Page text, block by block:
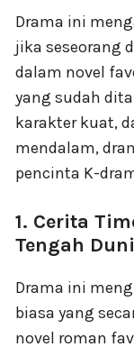
Drama ini
jika seseorang
dalam novel
yang sudah
karakter kuat,
mendalam,
pencinta K-
1. Cerita
Tengah
Drama ini
biasa yang
novel roman